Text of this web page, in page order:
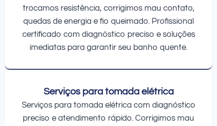
trocamos resistência, corrigimos mau contato,
quedas de energia e fio queimado. Profissional
certificado com diagnóstico preciso e soluções
imediatas para garantir seu banho quente.
Serviços para tomada elétrica
Serviços para tomada elétrica com diagnóstico
preciso e atendimento rápido. Corrigimos mau